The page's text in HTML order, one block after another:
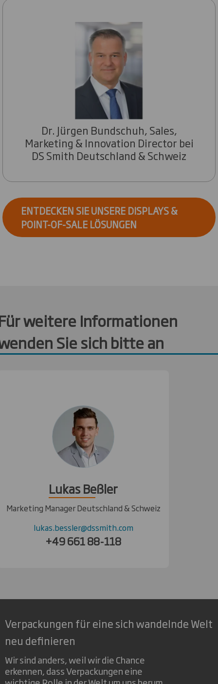
Dr. Jürgen Bundschuh, Sales,
Marketing & Innovation Director bei
DS Smith Deutschland & Schweiz
ENTDECKEN SIE UNSERE DISPLAYS &
POINT-OF-SALE LÖSUNGEN
weitere Informationen
Sie sich bitte an
Lukas Beßler
Marketing Manager Deutschland & Schweiz
lukas.bessler@dssmith.com
+49 661 88-118
Verpackungen für eine sich wandelnde Welt
neu definieren
Wir sind anders, weil wir die Chance
erkennen, dass Verpackungen eine